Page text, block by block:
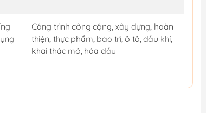
Công trình công cộng, xây dựng, hoàn
thiện, thực phẩm, bảo trì, ô tô, dầu khí,
khai thác mỏ, hóa dầu